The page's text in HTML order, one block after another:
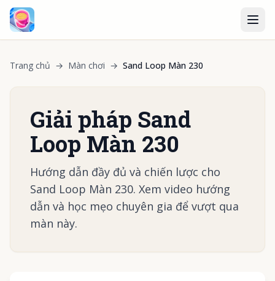
Trang chủ → Màn chơi → Sand Loop Màn 230
Giải pháp Sand
Loop Màn 230
Hướng dẫn đầy đủ và chiến lược cho
Sand Loop Màn 230. Xem video hướng
dẫn và học mẹo chuyên gia để vượt qua
màn này.